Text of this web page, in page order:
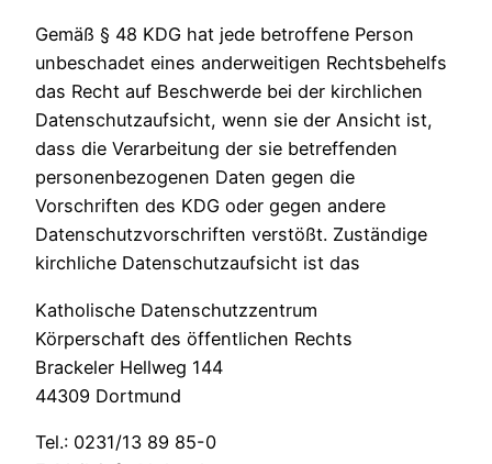
Gemäß § 48 KDG hat jede betroffene Person
unbeschadet eines anderweitigen Rechtsbehelfs
das Recht auf Beschwerde bei der kirchlichen
Datenschutzaufsicht, wenn sie der Ansicht ist,
dass die Verarbeitung der sie betreffenden
personenbezogenen Daten gegen die
Vorschriften des KDG oder gegen andere
Datenschutzvorschriften verstößt. Zuständige
kirchliche Datenschutzaufsicht ist das
Katholische Datenschutzzentrum
Körperschaft des öffentlichen Rechts
Brackeler Hellweg 144
44309 Dortmund
Tel.: 0231/13 89 85-0